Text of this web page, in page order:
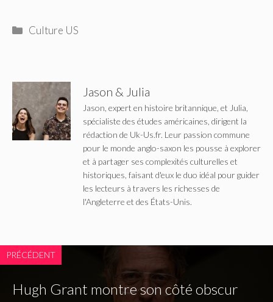
Catégories
Culture US
Jason & Julia
Jason, expert en histoire britannique, et Julia,
spécialiste des études américaines, dirigent la
rédaction de Uk-Us.fr. Leur passion commune
pour le monde anglo-saxon les pousse à explorer
et à partager ses complexités culturelles et
historiques, faisant d'eux le duo idéal pour guider
les lecteurs à travers les richesses de
l'Angleterre et des États-Unis.
PRÉCÉDENT
Hugh Grant montre son côté obscur